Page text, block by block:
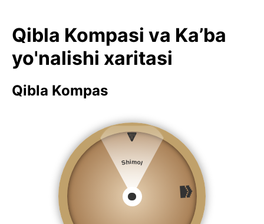
Qibla Kompasi va Ka’ba
yo'nalishi xaritasi
Qibla Kompas
🔻
🕋
Shimol